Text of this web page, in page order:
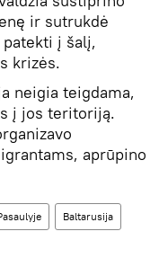
ir sutrukdė
į šalį,
krizės.
neigia teigdama,
į jos teritoriją.
aprūpino
Baltarusija